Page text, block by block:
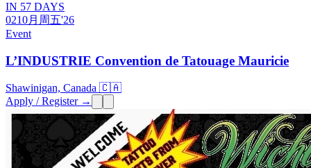
IN 57 DAYS
0210月 周五'26
Event
L’INDUSTRIE Convention de Tatouage Mauricie
Shawinigan, Canada 🇨🇦
Apply / Register →